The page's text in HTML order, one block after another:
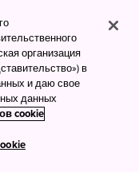
по-
организация
в
и даю свое
данных
cookie